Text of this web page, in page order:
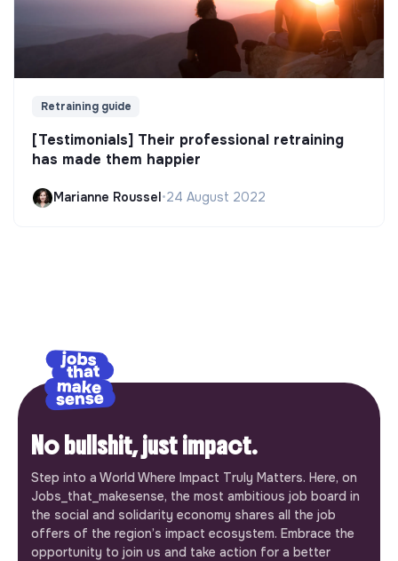
Retraining guide
[Testimonials] Their professional retraining
has made them happier
Marianne Roussel •24 August 2022
No bullshit, just impact.
Step into a World Where Impact Truly Matters. Here, on
Jobs_that_makesense, the most ambitious job board in
the social and solidarity economy shares all the job
offers of the region’s impact ecosystem. Embrace the
opportunity to join us and take action for a better